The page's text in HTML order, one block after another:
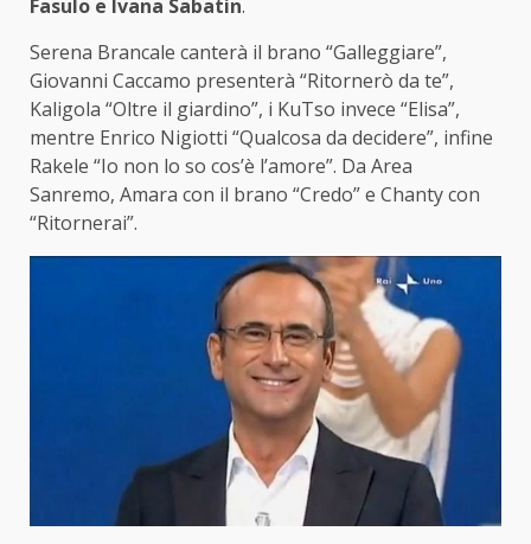
Fasulo e Ivana Sabatin.
Serena Brancale canterà il brano “Galleggiare”,
Giovanni Caccamo presenterà “Ritornerò da te”,
Kaligola “Oltre il giardino”, i KuTso invece “Elisa”,
mentre Enrico Nigiotti “Qualcosa da decidere”, infine
Rakele “Io non lo so cos’è l’amore”. Da Area
Sanremo, Amara con il brano “Credo” e Chanty con
“Ritornerai”.